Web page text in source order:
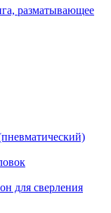
разматывающее
для сверления